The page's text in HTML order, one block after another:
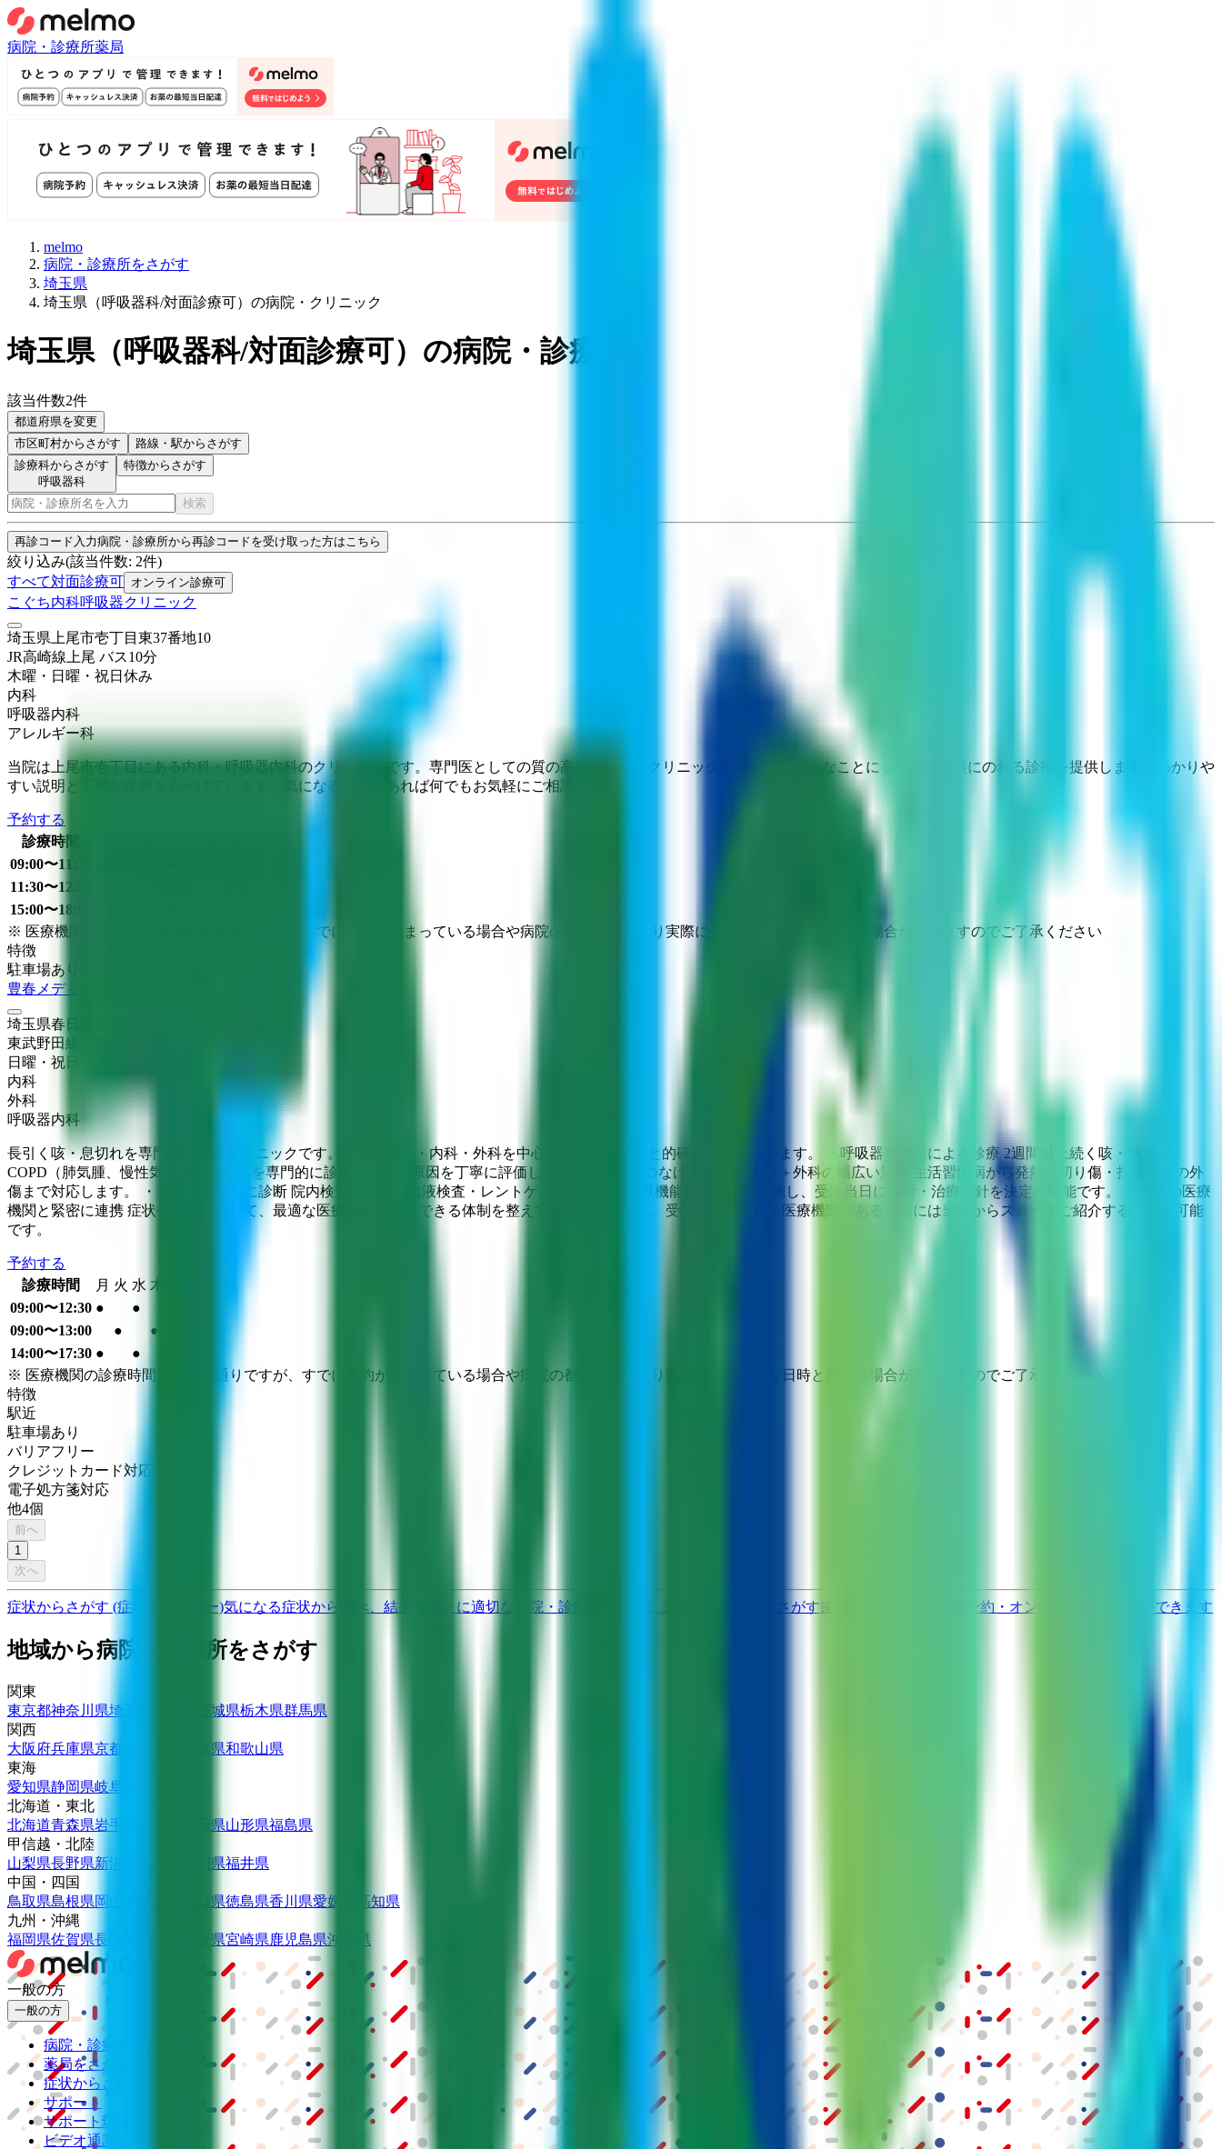
病院・診療所薬局
melmo
病院・診療所をさがす
埼玉県
埼玉県（呼吸器科/対面診療可）の病院・クリニック
埼玉県（呼吸器科/対面診療可） の病院・診療所
該当件数2件
都道府県を変更
市区町村からさがす 路線・駅からさがす
診療科からさがす
呼吸器科
特徴からさがす
検索
再診コード入力病院・診療所から再診コードを受け取った方はこちら
絞り込み(該当件数: 2件)
すべて対面診療可 オンライン診療可
こぐち内科呼吸器クリニック
埼玉県上尾市壱丁目東37番地10
JR高崎線 上尾 バス10分
木曜・日曜・祝日 休み
内科
呼吸器内科
アレルギー科
当院は上尾市壱丁目にある内科・呼吸器内科のクリニックです。専門医としての質の高い医療と、クリニックならではのどんなことにも気軽に相談にのれる診療を提供します。わかりや
すい説明と丁寧な診療を心がけています。気になることがあれば何でもお気軽にご相談ください。
予約する
診療時間
09:00〜11:30
11:30〜12:30
15:00〜18:00
※ 医療機関の診療時間は上記の通りですが、すでに予約が埋まっている場合や病院の都合などにより実際に予約可能な日時と異なる場合がありますのでご了承ください
特徴
駐車場あり
豊春メディカルクリニック
埼玉県春日部市上蛭田649
東武野田線
日曜・祝日
内科
外科
呼吸器内科
長引く咳・息切れを専門的に診るクリニックです。呼吸器内科・内科・外科を中心に、迅速な検査と的確な診断を行います。 ・呼吸器専門医による診療 2週間以上続く咳・喘息・
COPD（肺気腫、慢性気管支炎）などを専門的に診療します。原因を丁寧に評価し、適切な治療につなげます。 ・内科＋外科の幅広い対応 生活習慣病から発熱、切り傷・打撲などの外
傷まで対応します。 ・その日のうちに診断 院内検査により、血液検査・レントゲン・心電図・呼吸機能検査を即日実施し、受診当日に診断・治療方針を決定が可能です。 ・周辺の医療
機関と緊密に連携 症状や疾患に応じて、最適な医療機関を紹介できる体制を整えております。特に、受診を希望される医療機関がある場合には当院からスムーズご紹介することが可能
です。
予約する
診療時間
月 火 水 木
09:00〜12:30 ● ●
09:00〜13:00
● ●
14:00〜17:30 ● ●
※ 医療機関の診療時間は上記の通りですが、すでに予約が埋まっている場合や病院の都合などにより実際に予約可能な日時と異なる場合がありますのでご了承ください
特徴
駅近
駐車場あり
バリアフリー
クレジットカード対応
電子処方箋対応
他4個
前へ
1
次へ
症状からさがす (症状チェッカー)気になる症状から調べ、結果をもとに適切な病院・診療所を提案します 歯科診療所をさがす歯医者さんの対面診療予約・オンライン診療予約ができます
地域から病院・診療所をさがす
関東
東京都神奈川県埼玉県 茨城県栃木県群馬県
関西
大阪府兵庫県京都府 奈良県和歌山県
東海
愛知県静岡県岐阜県
北海道・東北
北海道青森県岩手県 秋田県山形県福島県
甲信越・北陸
山梨県長野県新潟県 石川県福井県
中国・四国
鳥取県島根県岡山県 山口県徳島県香川県愛媛県
高知県
九州・沖縄
福岡県佐賀県長崎県 大分県宮崎県鹿児島県沖縄県
一般の方
一般の方
病院・診療所をさがす
薬局をさがす
症状からさがす
サポート
サポート環境
ビデオ通話の事前テスト